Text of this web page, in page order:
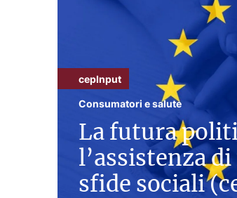
cepInput
Consumatori e salute
La futura
l’assistenza
sfide sociali